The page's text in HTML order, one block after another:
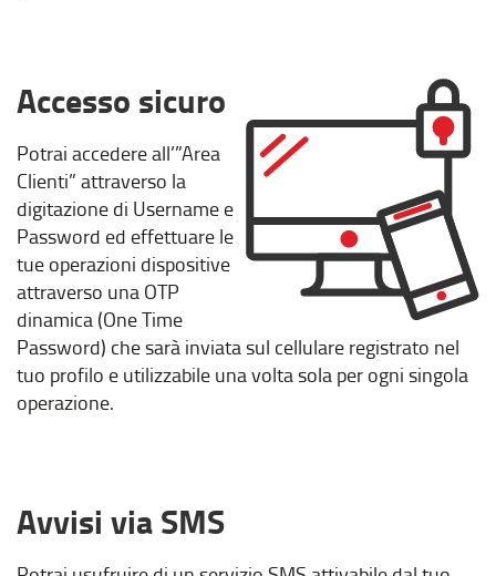
Accesso sicuro
Potrai accedere all’”Area
Clienti” attraverso la
digitazione di Username e
Password ed effettuare le
tue operazioni dispositive
attraverso una OTP
dinamica (One Time
Password) che sarà inviata sul cellulare registrato nel
tuo profilo e utilizzabile una volta sola per ogni singola
operazione.
Avvisi via SMS